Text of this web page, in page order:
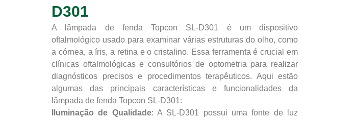
D301
A lâmpada de fenda Topcon SL-D301 é um dispositivo
oftalmológico usado para examinar várias estruturas do olho, como
a córnea, a íris, a retina e o cristalino. Essa ferramenta é crucial em
clínicas oftalmológicas e consultórios de optometria para realizar
diagnósticos precisos e procedimentos terapêuticos. Aqui estão
algumas das principais características e funcionalidades da
lâmpada de fenda Topcon SL-D301:
Iluminação de Qualidade: A SL-D301 possui uma fonte de luz